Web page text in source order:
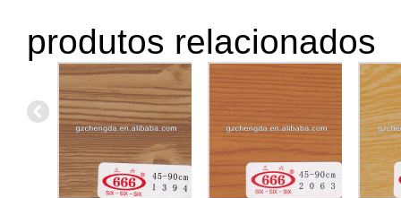
produtos relacionados